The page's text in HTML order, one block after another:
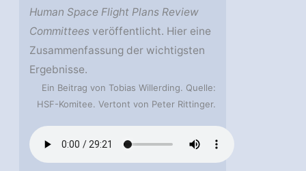
Human Space Flight Plans Review
Committees veröffentlicht. Hier eine
Zusammenfassung der wichtigsten
Ergebnisse.
Ein Beitrag von Tobias Willerding. Quelle:
HSF-Komitee. Vertont von Peter Rittinger.